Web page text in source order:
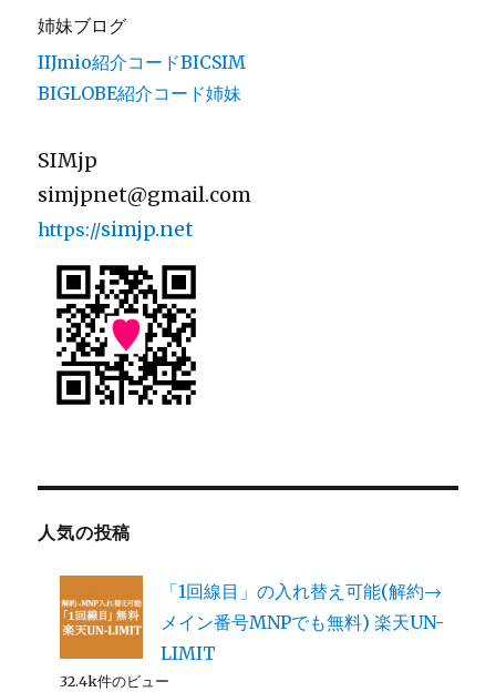
姉妹ブログ
IIJmio紹介コードBICSIM
BIGLOBE紹介コード姉妹
SIMjp
simjpnet@gmail.com
https://simjp.net
人気の投稿
「1回線目」の入れ替え可能(解約→
メイン番号MNPでも無料) 楽天UN-
LIMIT
32.4k件のビュー